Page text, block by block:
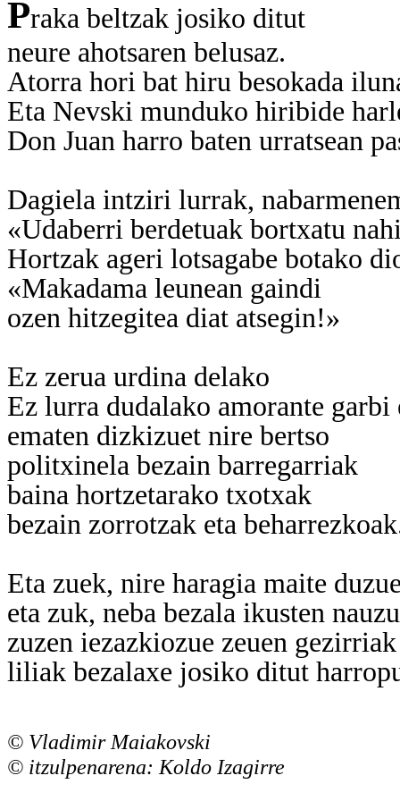
Praka beltzak josiko ditut
neure ahotsaren belusaz.
Atorra hori bat hiru besokada
Eta Nevski munduko hiribide
Don Juan harro baten urratsean
Dagiela intziri lurrak,
«Udaberri berdetuak bortxatu
Hortzak ageri lotsagabe botako
«Makadama leunean gaindi
ozen hitzegitea diat atsegin!»
Ez zerua urdina delako
Ez lurra dudalako amorante garbi
ematen dizkizuet nire bertso
politxinela bezain barregarriak
baina hortzetarako txotxak
bezain zorrotzak eta
Eta zuek, nire haragia maite
eta zuk, neba bezala ikusten
zuzen iezazkiozue zeuen
liliak bezalaxe josiko ditut
© Vladimir Maiakovski
© itzulpenarena: Koldo Izagirre